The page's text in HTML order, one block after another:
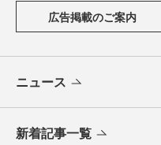
広告掲載のご案内
ニュース
新着記事一覧